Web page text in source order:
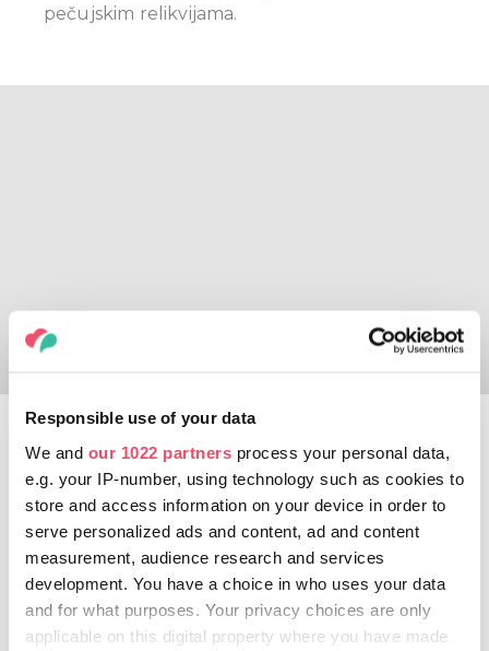
Responsible use of your data
We and our 1022 partners process your personal data,
e.g. your IP-number, using technology such as cookies to
store and access information on your device in order to
serve personalized ads and content, ad and content
measurement, audience research and services
development. You have a choice in who uses your data
and for what purposes. Your privacy choices are only
applicable on this digital property where you have made
pečujskim relikvijama.
A kad smo već kod uzbudljivih zgrada,
nemojmo izostaviti jedan od simbola Pečuja,
Katedralu. Dolaskom na trg Dom,
ugledaćemo zadivljujući simbol Pečuja sa
četiri tornja, katedralu Sveti Petar i Sveti
Pavle. Malo je poznato da možete da se
popnete na vidikovac tornja katedrale,
naravno, ne sami, već u okviru